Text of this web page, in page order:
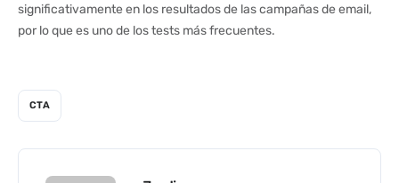
significativamente en los resultados de las campañas de email,
por lo que es uno de los tests más frecuentes.
CTA